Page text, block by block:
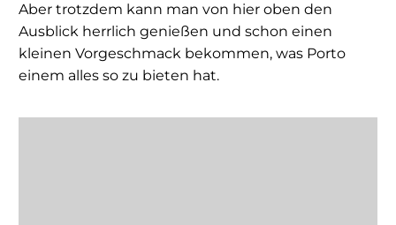
Aber trotzdem kann man von hier oben den
Ausblick herrlich genießen und schon einen
kleinen Vorgeschmack bekommen, was Porto
einem alles so zu bieten hat.